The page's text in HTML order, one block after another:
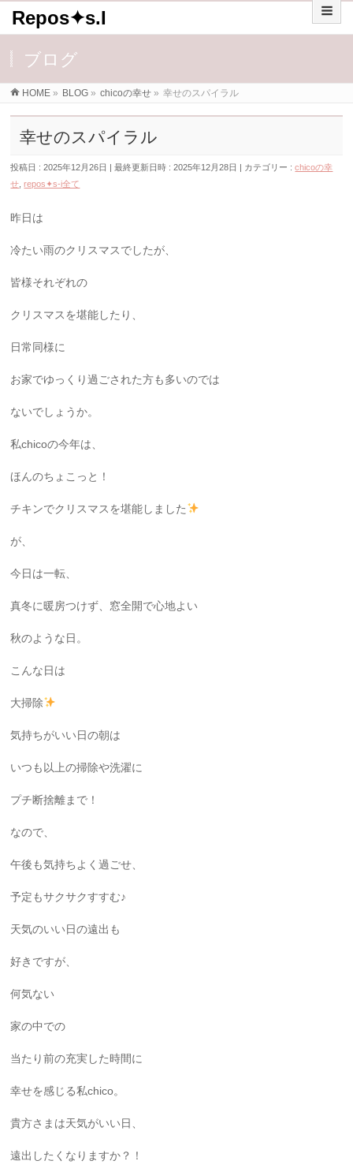
Repos✦s.I
ブログ
HOME » BLOG » chicoの幸せ » 幸せのスパイラル
幸せのスパイラル
投稿日 : 2025年12月26日 最終更新日時 : 2025年12月28日 カテゴリー :chicoの幸
せ ,repos✦s-i全て
昨日は
冷たい雨のクリスマスでしたが、
皆様それぞれの
クリスマスを堪能したり、
日常同様に
お家でゆっくり過ごされた方も多いのでは
ないでしょうか。
私chicoの今年は、
ほんのちょこっと！
チキンでクリスマスを堪能しました
が、
今日は一転、
真冬に暖房つけず、窓全開で心地よい
秋のような日。
こんな日は
大掃除
気持ちがいい日の朝は
いつも以上の掃除や洗濯に
プチ断捨離まで！
なので、
午後も気持ちよく過ごせ、
予定もサクサクすすむ♪
天気のいい日の遠出も
好きですが、
何気ない
家の中での
当たり前の充実した時間に
幸せを感じる私chico。
貴方さまは天気がいい日、
遠出したくなりますか？！